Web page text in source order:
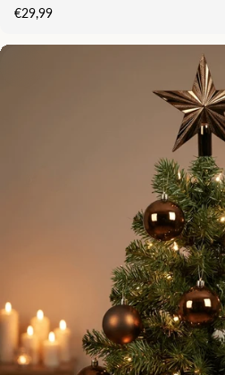
€29,99